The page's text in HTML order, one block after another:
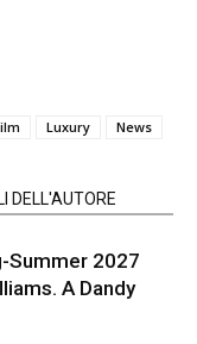
Luxury News
DELL'AUTORE
Summer 2027
A Dandy